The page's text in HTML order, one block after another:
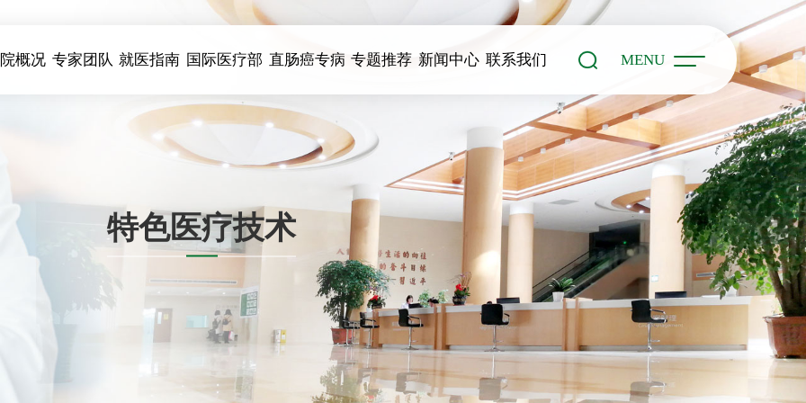
概况 专家团队 就医指南 国际医疗部 直肠癌专病 专题推荐 新闻中心 联系我们 MENU
特色医疗技术